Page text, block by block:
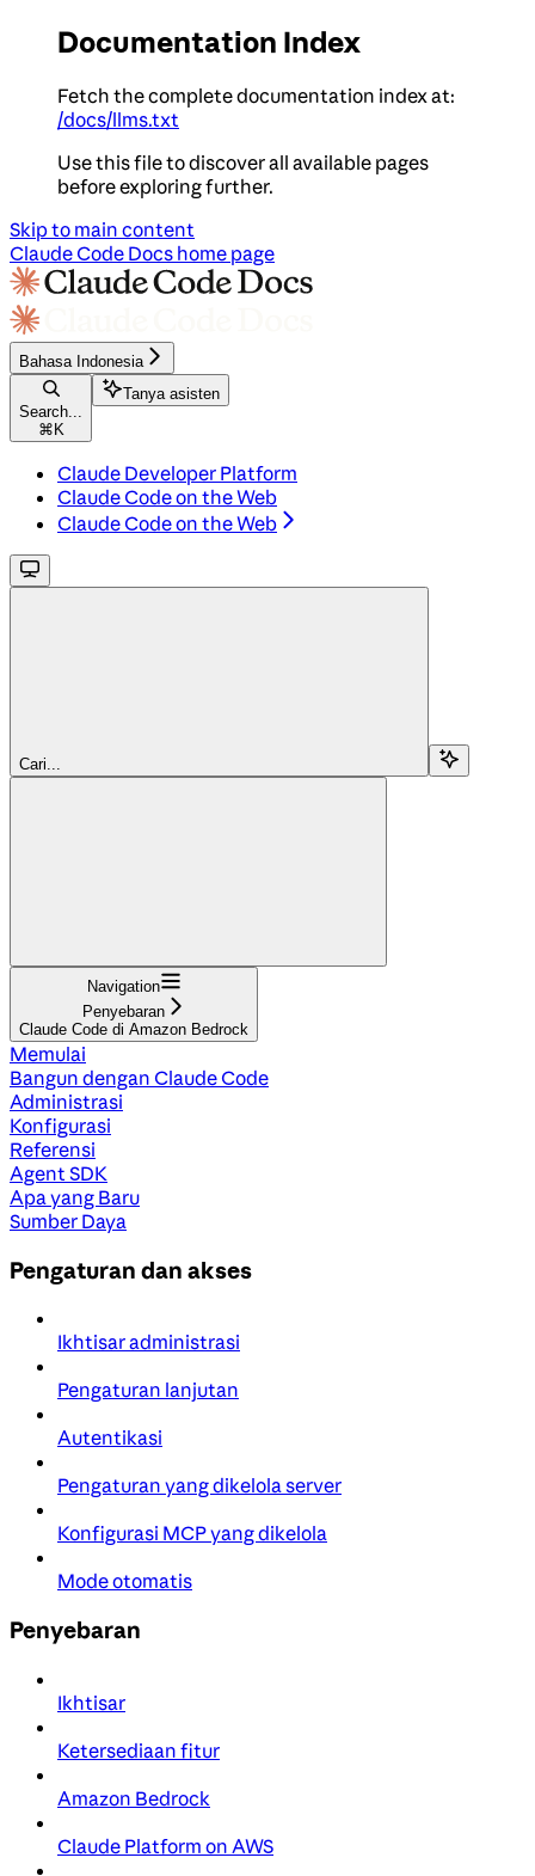
Documentation Index
Fetch the complete documentation index at:
/docs/llms.txt
Use this file to discover all available pages
before exploring further.
Skip to main content
Claude Code Docs home page
Bahasa Indonesia
Search...
⌘ K
Tanya asisten
Claude Developer Platform
Claude Code on the Web
Claude Code on the Web
Cari...
Navigation
Penyebaran
Claude Code di Amazon Bedrock
Memulai
Bangun dengan Claude Code
Administrasi
Konfigurasi
Referensi
Agent SDK
Apa yang Baru
Sumber Daya
Pengaturan dan akses
Ikhtisar administrasi
Pengaturan lanjutan
Autentikasi
Pengaturan yang dikelola server
Konfigurasi MCP yang dikelola
Mode otomatis
Penyebaran
Ikhtisar
Ketersediaan fitur
Amazon Bedrock
Claude Platform on AWS